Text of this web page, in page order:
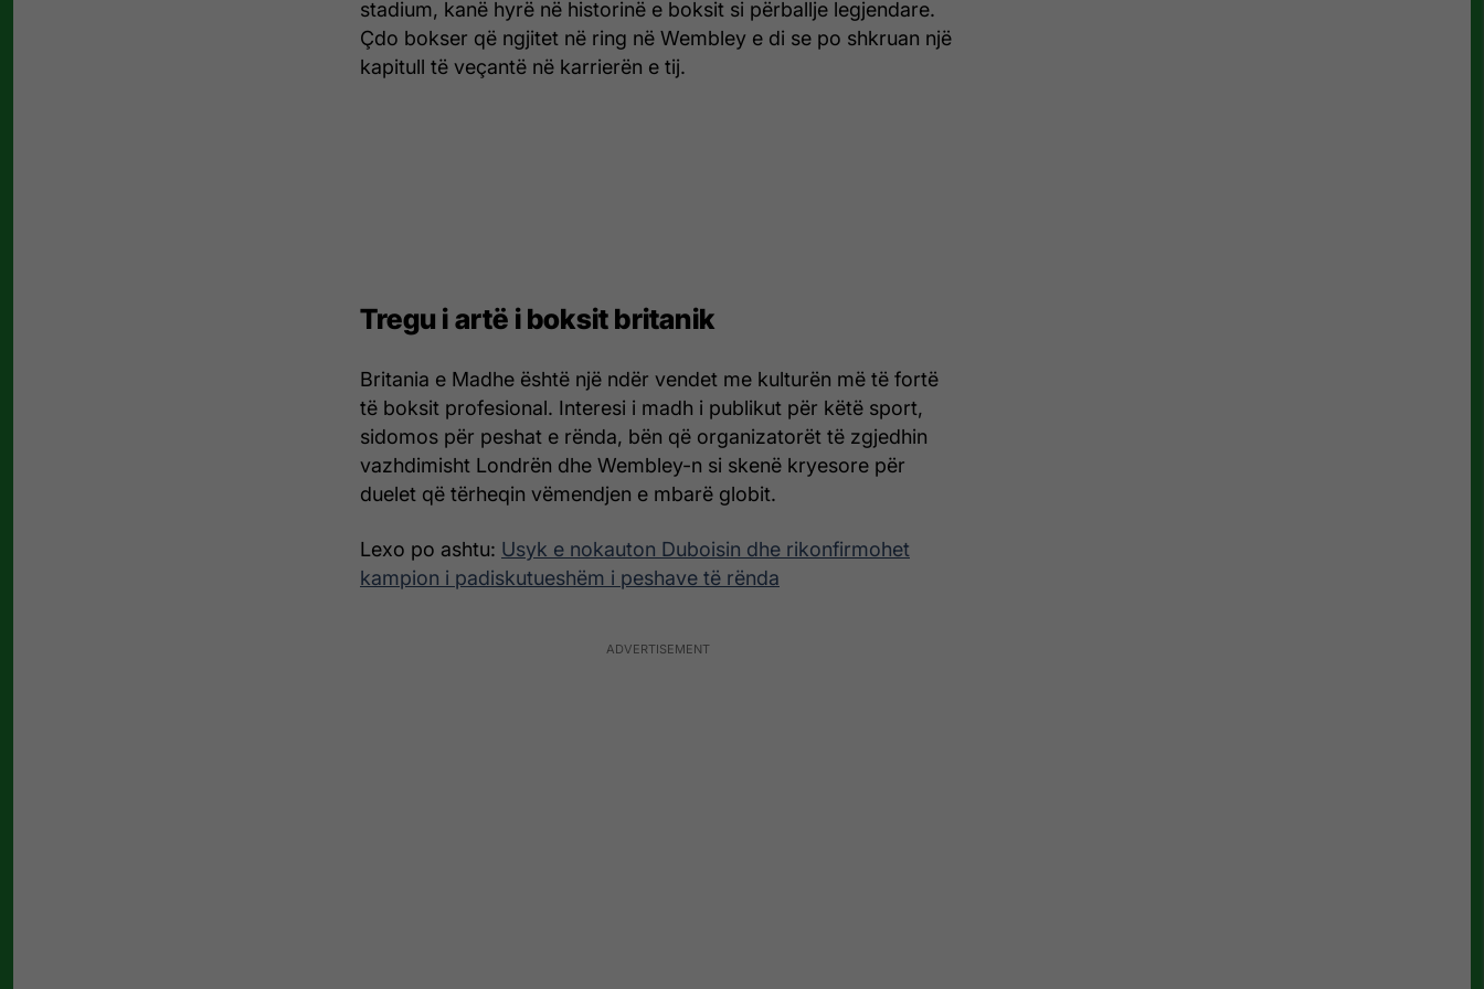
stadium, kanë hyrë në historinë e boksit si përballje legjendare.
Çdo bokser që ngjitet në ring në Wembley e di se po shkruan një
kapitull të veçantë në karrierën e tij.
Tregu i artë i boksit britanik
Britania e Madhe është një ndër vendet me kulturën më të fortë
të boksit profesional. Interesi i madh i publikut për këtë sport,
sidomos për peshat e rënda, bën që organizatorët të zgjedhin
vazhdimisht Londrën dhe Wembley-n si skenë kryesore për
duelet që tërheqin vëmendjen e mbarë globit.
Lexo po ashtu: Usyk e nokauton Duboisin dhe rikonfirmohet
kampion i padiskutueshëm i peshave të rënda